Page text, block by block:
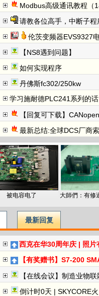
Modbus高级通讯教程（
请教各位高手，中断子
伦茨变频器EVS9327
【NS8遇到问题】
如何实现程序
丹佛斯fc302/250kw
学习施耐德PLC241系列的
【回复可下载】
最新总结:全球DCS厂商
被电容电了
最新回复
西克在华30周年庆 | 照片
【有奖赠书】S7-200 SMART
【在线会议】制造业物
倒计时0天 | SKYCORE火山湖超级工厂全